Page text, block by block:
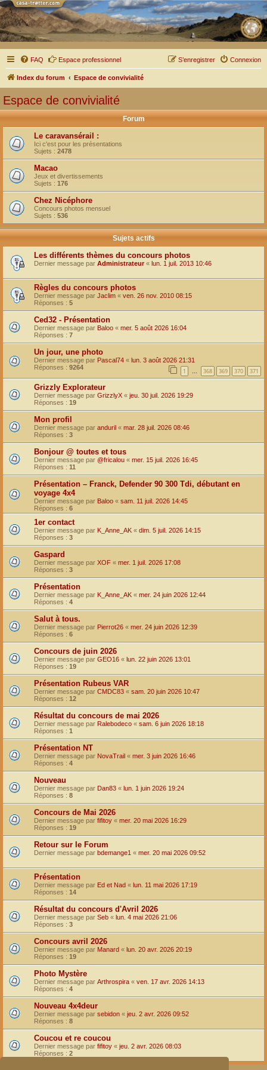
FAQ Espace professionnel Connexion
S’enregistrer
Index du forum Espace de convivialité
Espace de convivialité
Forum
Le caravansérail :
Ici c'est pour les présentations
Sujets : 2478
Macao
Jeux et divertissements
Sujets : 176
Chez Nicéphore
Concours photos mensuel
Sujets : 536
Sujets actifs
Les différents thèmes du concours photos
Dernier message par Administrateur « lun. 1 juil. 2013 10:46
Règles du concours photos
Dernier message par Jaclim « ven. 26 nov. 2010 08:15
Réponses : 5
Ced32 - Présentation
Dernier message par Baloo « mer. 5 août 2026 16:04
Réponses : 7
Un jour, une photo
Dernier message par Pascal74 « lun. 3 août 2026 21:31
Réponses : 9264 1 … 368 369 370 371
Grizzly Explorateur
Dernier message par GrizzlyX « jeu. 30 juil. 2026 19:29
Réponses : 19
Mon profil
Dernier message par anduril « mar. 28 juil. 2026 08:46
Réponses : 3
Bonjour @ toutes et tous
Dernier message par @fricalou « mer. 15 juil. 2026 16:45
Réponses : 11
Présentation – Franck, Defender 90 300 Tdi, débutant en
voyage 4x4
Dernier message par Baloo « sam. 11 juil. 2026 14:45
Réponses : 6
1er contact
Dernier message par K_Anne_AK « dim. 5 juil. 2026 14:15
Réponses : 3
Gaspard
Dernier message par XOF « mer. 1 juil. 2026 17:08
Réponses : 3
Présentation
Dernier message par K_Anne_AK « mer. 24 juin 2026 12:44
Réponses : 4
Salut à tous.
Dernier message par Pierrot26 « mer. 24 juin 2026 12:39
Réponses : 6
Concours de juin 2026
Dernier message par GEO16 « lun. 22 juin 2026 13:01
Réponses : 19
Présentation Rubeus VAR
Dernier message par CMDC83 « sam. 20 juin 2026 10:47
Réponses : 12
Résultat du concours de mai 2026
Dernier message par Ralebodeco « sam. 6 juin 2026 18:18
Réponses : 1
Présentation NT
Dernier message par NovaTrail « mer. 3 juin 2026 16:46
Réponses : 4
Nouveau
Dernier message par Dan83 « lun. 1 juin 2026 19:24
Réponses : 8
Concours de Mai 2026
Dernier message par fifitoy « mer. 20 mai 2026 16:29
Réponses : 19
Retour sur le Forum
Dernier message par bdemange1 « mer. 20 mai 2026 09:52
Présentation
Dernier message par Ed et Nad « lun. 11 mai 2026 17:19
Réponses : 14
Résultat du concours d'Avril 2026
Dernier message par Seb « lun. 4 mai 2026 21:06
Réponses : 3
Concours avril 2026
Dernier message par Manard « lun. 20 avr. 2026 20:19
Réponses : 19
Photo Mystère
Dernier message par Arthrospira « ven. 17 avr. 2026 14:13
Réponses : 4
Nouveau 4x4deur
Dernier message par sebidon « jeu. 2 avr. 2026 09:52
Réponses : 8
Coucou et re coucou
Dernier message par fifitoy « jeu. 2 avr. 2026 08:03
Réponses : 2